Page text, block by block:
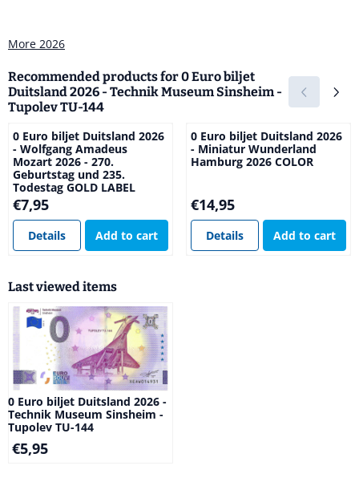
More 2026
Recommended products for0 Euro biljet
Duitsland 2026 - Technik Museum Sinsheim -
Tupolev TU-144
0 Euro biljet Duitsland 2026
- Wolfgang Amadeus
Mozart 2026 - 270.
Geburtstag und 235.
Todestag GOLD LABEL
Price: 7,95
€7,95
Details Add to cart
0 Euro biljet Duitsland 2026
- Miniatur Wunderland
Hamburg 2026 COLOR
Price: 14,95
€14,95
Details Add to cart
Last viewed items
0 Euro biljet Duitsland 2026 -
Technik Museum Sinsheim -
Tupolev TU-144
€5,95